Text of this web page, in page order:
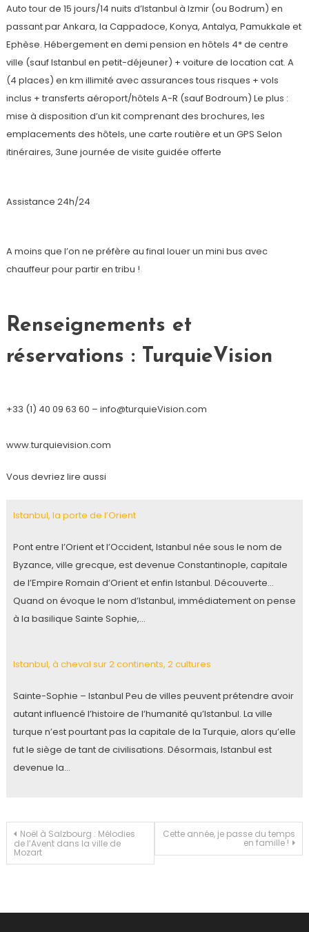
Auto tour de 15 jours/14 nuits d’Istanbul à Izmir (ou Bodrum) en
passant par Ankara, la Cappadoce, Konya, Antalya, Pamukkale et
Ephèse. Hébergement en demi pension en hôtels 4* de centre
ville (sauf Istanbul en petit-déjeuner) + voiture de location cat. A
(4 places) en km illimité avec assurances tous risques + vols
inclus + transferts aéroport/hôtels A-R (sauf Bodroum) Le plus :
mise à disposition d’un kit comprenant des brochures, les
emplacements des hôtels, une carte routière et un GPS Selon
itinéraires, 3une journée de visite guidée offerte
Assistance 24h/24
A moins que l’on ne préfère au final louer un mini bus avec
chauffeur pour partir en tribu !
Renseignements et
réservations : TurquieVision
+33 (1) 40 09 63 60 – info@turquieVision.com
www.turquievision.com
Vous devriez lire aussi
Istanbul, la porte de l’Orient
Pont entre l’Orient et l’Occident, Istanbul née sous le nom de
Byzance, ville grecque, est devenue Constantinople, capitale
de l’Empire Romain d’Orient et enfin Istanbul. Découverte…
Quand on évoque le nom d’Istanbul, immédiatement on pense
à la basilique Sainte Sophie,…
Istanbul, à cheval sur 2 continents, 2 cultures
Sainte-Sophie – Istanbul Peu de villes peuvent prétendre avoir
autant influencé l’histoire de l’humanité qu’Istanbul. La ville
turque n’est pourtant pas la capitale de la Turquie, alors qu’elle
fut le siège de tant de civilisations. Désormais, Istanbul est
devenue la…
Navigation
de
Noël à Salzbourg : Mélodies
de l’Avent dans la ville de
Mozart
Cette année, je passe du temps
en famille !